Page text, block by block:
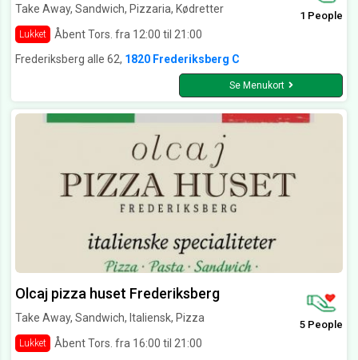
Take Away, Sandwich, Pizzaria, Kødretter
Lukket Åbent Tors. fra 12:00 til 21:00
1 People
Frederiksberg alle 62, 1820 Frederiksberg C
Se Menukort
Olcaj pizza huset Frederiksberg
Take Away, Sandwich, Italiensk, Pizza
Lukket Åbent Tors. fra 16:00 til 21:00
5 People